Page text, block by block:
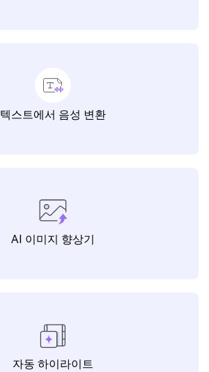
텍스트에서 음성 변환
AI 이미지 향상기
자동 하이라이트